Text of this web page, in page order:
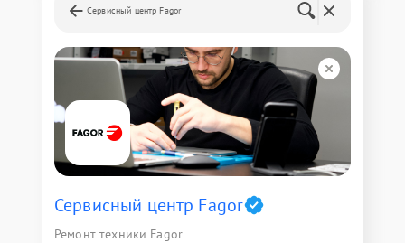
Сервисный центр Fagor
Сервисный центр Fagor
Ремонт техники Fagor